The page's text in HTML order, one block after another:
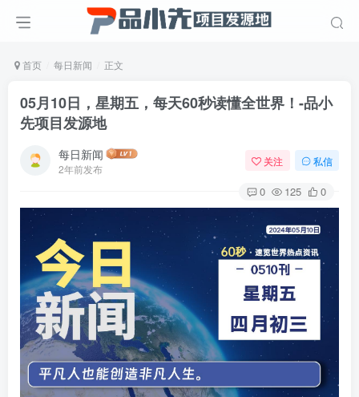
首页 每日新闻 正文
05月10日，星期五，每天60秒读懂全世界！-品小
先项目发源地
每日新闻
2年前发布
关注 私信
0 125 0